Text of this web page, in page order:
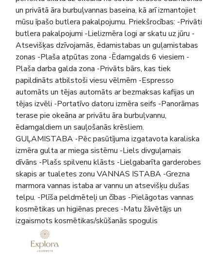
un privātā āra burbuļvannas baseina, kā arī izmantojiet
mūsu īpašo butlera pakalpojumu. Priekšrocības: -Privāti
butlera pakalpojumi -Lielizmēra logi ar skatu uz jūru -
Atsevišķas dzīvojamās, ēdamistabas un guļamistabas
zonas -Plaša atpūtas zona -Ēdamgalds 6 viesiem -
Plaša darba galda zona -Privāts bārs, kas tiek
papildināts atbilstoši viesu vēlmēm -Espresso
automāts un tējas automāts ar bezmaksas kafijas un
tējas izvēli -Portatīvo datoru izmēra seifs -Panorāmas
terase pie okeāna ar privātu āra burbuļvannu,
ēdamgaldiem un sauļošanās krēsliem.
GUĻAMISTABA -Pēc pasūtījuma izgatavota karaliska
izmēra gulta ar miega sistēmu -Liels divguļamais
dīvāns -Plašs spilvenu klāsts -Lielgabarīta garderobes
skapis ar tualetes zonu VANNAS ISTABA -Grezna
marmora vannas istaba ar vannu un atsevišķu dušas
telpu. -Plīša peldmēteļi un čības -Pielāgotas vannas
kosmētikas un higiēnas preces -Matu žāvētājs un
izgaismots kosmētikas/skūšanās spogulis